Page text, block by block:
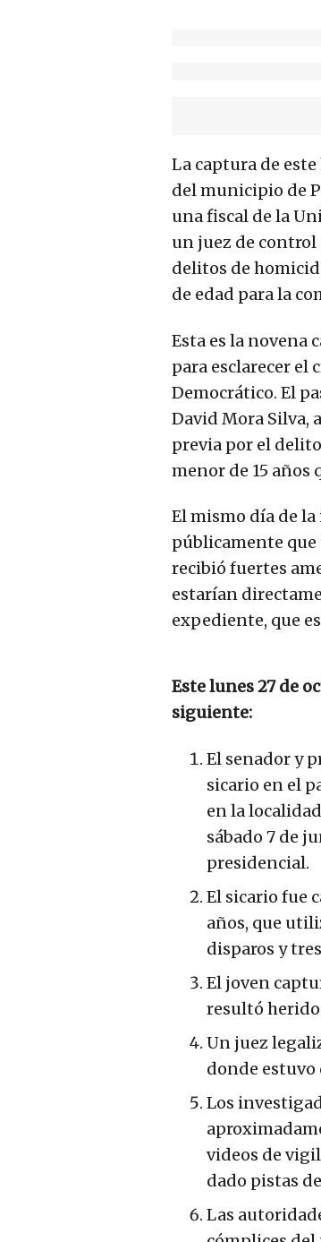
La captura de
del municipio de
una fiscal de la
un juez de control
delitos de
de edad para la
Esta es la novena
para esclarecer
Democrático. El
David Mora Silva,
previa por el
menor de 15 años
El mismo día de
públicamente que
recibió fuertes
estarían
expediente, que
Este lunes 27 de
siguiente:
El senador y
sicario en el
en la
sábado 7 de
presidencial.
El sicario fue
años, que
disparos y
El joven
resultó
Un juez
donde estuvo
Los
videos de
dado pistas
Las